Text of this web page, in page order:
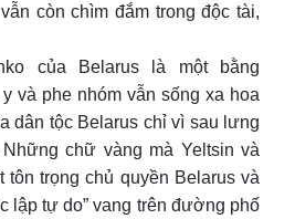
còn chìm đắm trong độc tài,
của Belarus là một bằng
và phe nhóm vẫn sống xa hoa
dân tộc Belarus chỉ vì sau lưng
chữ vàng mà Yeltsin và
tôn trọng chủ quyền Belarus và
lập tự do” vang trên đường phố